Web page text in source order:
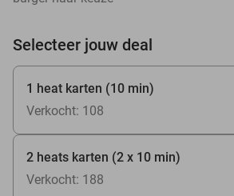
Selecteer jouw deal
1 heat karten (10 min)
Verkocht: 108
2 heats karten (2 x 10 min)
Verkocht: 188